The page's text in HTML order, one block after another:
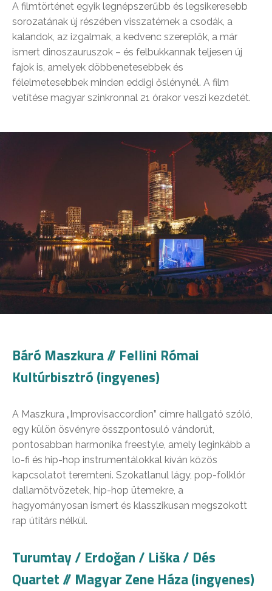
A filmtörténet egyik legnépszerűbb és legsikeresebb
sorozatának új részében visszatérnek a csodák, a
kalandok, az izgalmak, a kedvenc szereplők, a már
ismert dinoszauruszok – és felbukkannak teljesen új
fajok is, amelyek döbbenetesebbek és
félelmetesebbek minden eddigi őslénynél. A film
vetítése magyar szinkronnal 21 órakor veszi kezdetét.
Báró Maszkura // Fellini Római
Kultúrbisztró (ingyenes)
A Maszkura „Improvisaccordion” címre hallgató szóló,
egy külön ösvényre összpontosuló vándorút,
pontosabban harmonika freestyle, amely leginkább a
lo-fi és hip-hop instrumentálokkal kíván közös
kapcsolatot teremteni. Szokatlanul lágy, pop-folklór
dallamötvözetek, hip-hop ütemekre, a
hagyományosan ismert és klasszikusan megszokott
rap útitárs nélkül.
Turumtay / Erdoğan / Liška / Dés
Quartet // Magyar Zene Háza (ingyenes)